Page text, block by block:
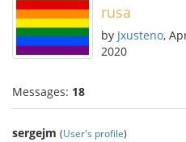
rusa
by Jxusteno,
2020
Messages: 18
sergejm (User's profile)